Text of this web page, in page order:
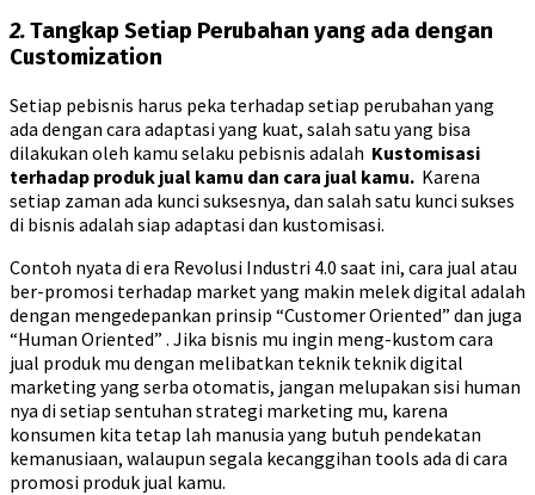
2.Tangkap Setiap Perubahan yang ada dengan
Customization
Setiap pebisnis harus peka terhadap setiap perubahan yang
ada dengan cara adaptasi yang kuat, salah satu yang bisa
dilakukan oleh kamu selaku pebisnis adalah Kustomisasi
terhadap produk jual kamu dan cara jual kamu. Karena
setiap zaman ada kunci suksesnya, dan salah satu kunci sukses
di bisnis adalah siap adaptasi dan kustomisasi.
Contoh nyata di era Revolusi Industri 4.0 saat ini, cara jual atau
ber-promosi terhadap market yang makin melek digital adalah
dengan mengedepankan prinsip “Customer Oriented” dan juga
“Human Oriented” . Jika bisnis mu ingin meng-kustom cara
jual produk mu dengan melibatkan teknik teknik digital
marketing yang serba otomatis, jangan melupakan sisi human
nya di setiap sentuhan strategi marketing mu, karena
konsumen kita tetap lah manusia yang butuh pendekatan
kemanusiaan, walaupun segala kecanggihan tools ada di cara
promosi produk jual kamu.